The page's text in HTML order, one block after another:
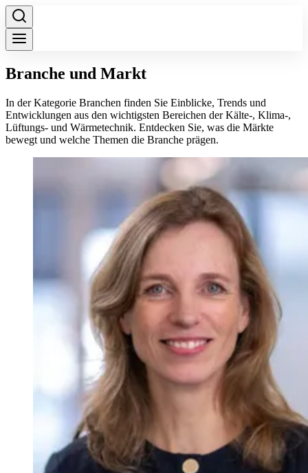
Branche und Markt
In der Kategorie Branchen finden Sie Einblicke, Trends und
Entwicklungen aus den wichtigsten Bereichen der Kälte-, Klima-,
Lüftungs- und Wärmetechnik. Entdecken Sie, was die Märkte
bewegt und welche Themen die Branche prägen.